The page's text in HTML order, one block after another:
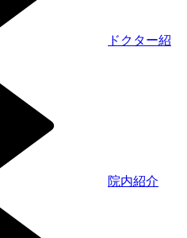
ドクター紹
院内紹介